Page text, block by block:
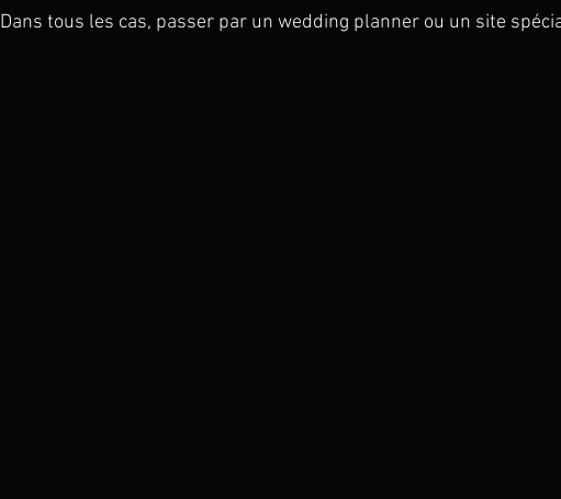
Dans tous les cas, passer par un wedding planner ou un site